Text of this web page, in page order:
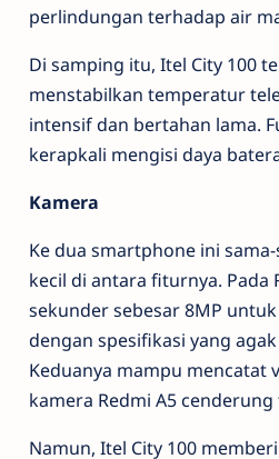
perlindungan terhadap air
Di samping itu, Itel City 100
menstabilkan temperatur
intensif dan bertahan lama.
kerapkali mengisi daya
Kamera
Ke dua smartphone ini
kecil di antara fiturnya. Pada
sekunder sebesar 8MP
dengan spesifikasi yang
Keduanya mampu mencatat
kamera Redmi A5
Namun, Itel City 100